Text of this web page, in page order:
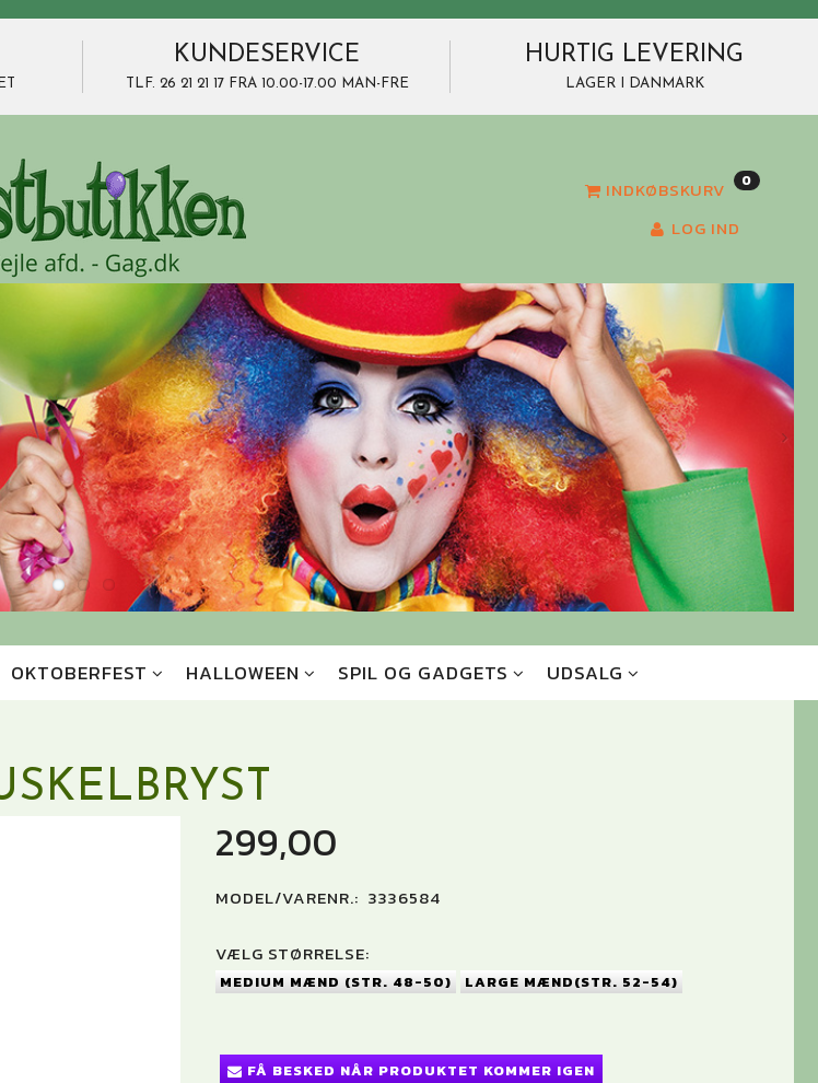
KUNDESERVICE
TLF. 26 21 21 17 FRA 10.00-17.00 MAN-FRE
HURTIG LEVERING
LAGER I DANMARK
INDKØBSKURV 0
LOG IND
OKTOBERFEST HALLOWEEN SPIL OG GADGETS UDSALG
299,00
MODEL/VARENR.: 3336584
VÆLG STØRRELSE:
MEDIUM MÆND (STR. 48-50) LARGE MÆND(STR. 52-54)
FÅ BESKED NÅR PRODUKTET KOMMER IGEN